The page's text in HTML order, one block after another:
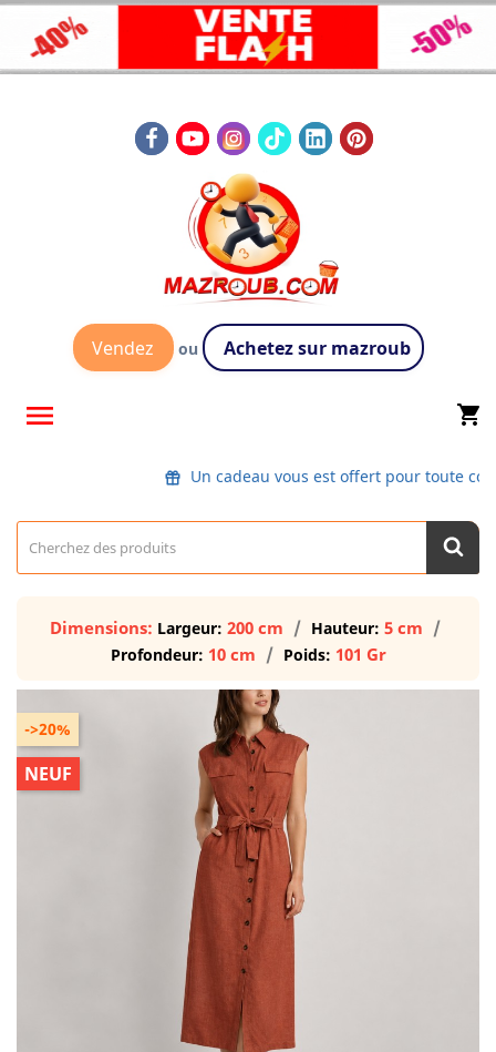
Vendez ou Achetez sur mazroub
 shopping_cart
Un cadeau vous est offert pour toute
Dimensions: Largeur: 200 cm Hauteur: 5 cm
Profondeur: 10 cm Poids: 101 Gr
->20%
NEUF